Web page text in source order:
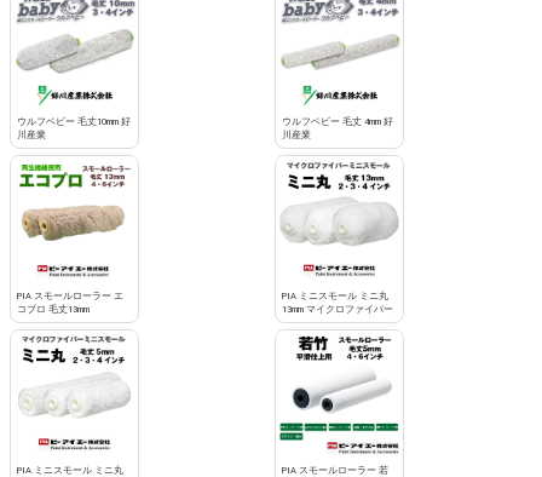
ウルフベビー 毛丈10mm 好
川産業
ウルフベビー 毛丈 4mm 好
川産業
PIA スモールローラー エ
コプロ 毛丈13mm
PIA ミニスモール ミニ丸
13mm マイクロファイバー
PIA ミニスモール ミニ丸 PIA スモールローラー 若